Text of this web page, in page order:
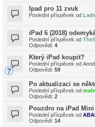
Ipad pro 11 zvuk
Poslední příspěvek od
iPad 6 (2018)
Poslední příspěvek od
Odpovědi: 4
Který iPad koupit?
Poslední příspěvek od
Odpovědi: 59
Po aktualizaci se
Poslední příspěvek od
Odpovědi: 2
Pouzdro na iPad
Poslední příspěvek od
Odpovědi: 14